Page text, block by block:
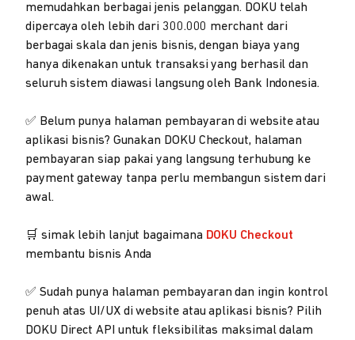
memudahkan berbagai jenis pelanggan. DOKU telah
dipercaya oleh lebih dari 300.000 merchant dari
berbagai skala dan jenis bisnis, dengan biaya yang
hanya dikenakan untuk transaksi yang berhasil dan
seluruh sistem diawasi langsung oleh Bank Indonesia.
✅ Belum punya halaman pembayaran di website atau
aplikasi bisnis? Gunakan DOKU Checkout, halaman
pembayaran siap pakai yang langsung terhubung ke
payment gateway tanpa perlu membangun sistem dari
awal.
🛒 simak lebih lanjut bagaimana DOKU Checkout
membantu bisnis Anda
✅ Sudah punya halaman pembayaran dan ingin kontrol
penuh atas UI/UX di website atau aplikasi bisnis? Pilih
DOKU Direct API untuk fleksibilitas maksimal dalam